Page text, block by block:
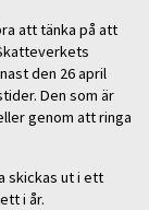
att tänka på att
den 26 april
Den som är
genom att ringa
skickas ut i ett
i år.